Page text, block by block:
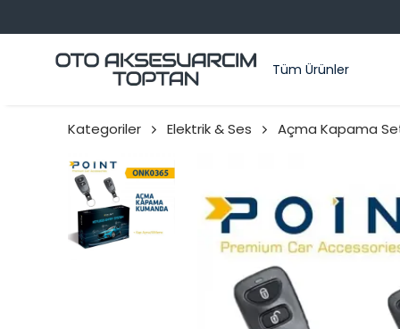
Tüm Ürünler
Kategoriler Elektrik & Ses Açma Kapama